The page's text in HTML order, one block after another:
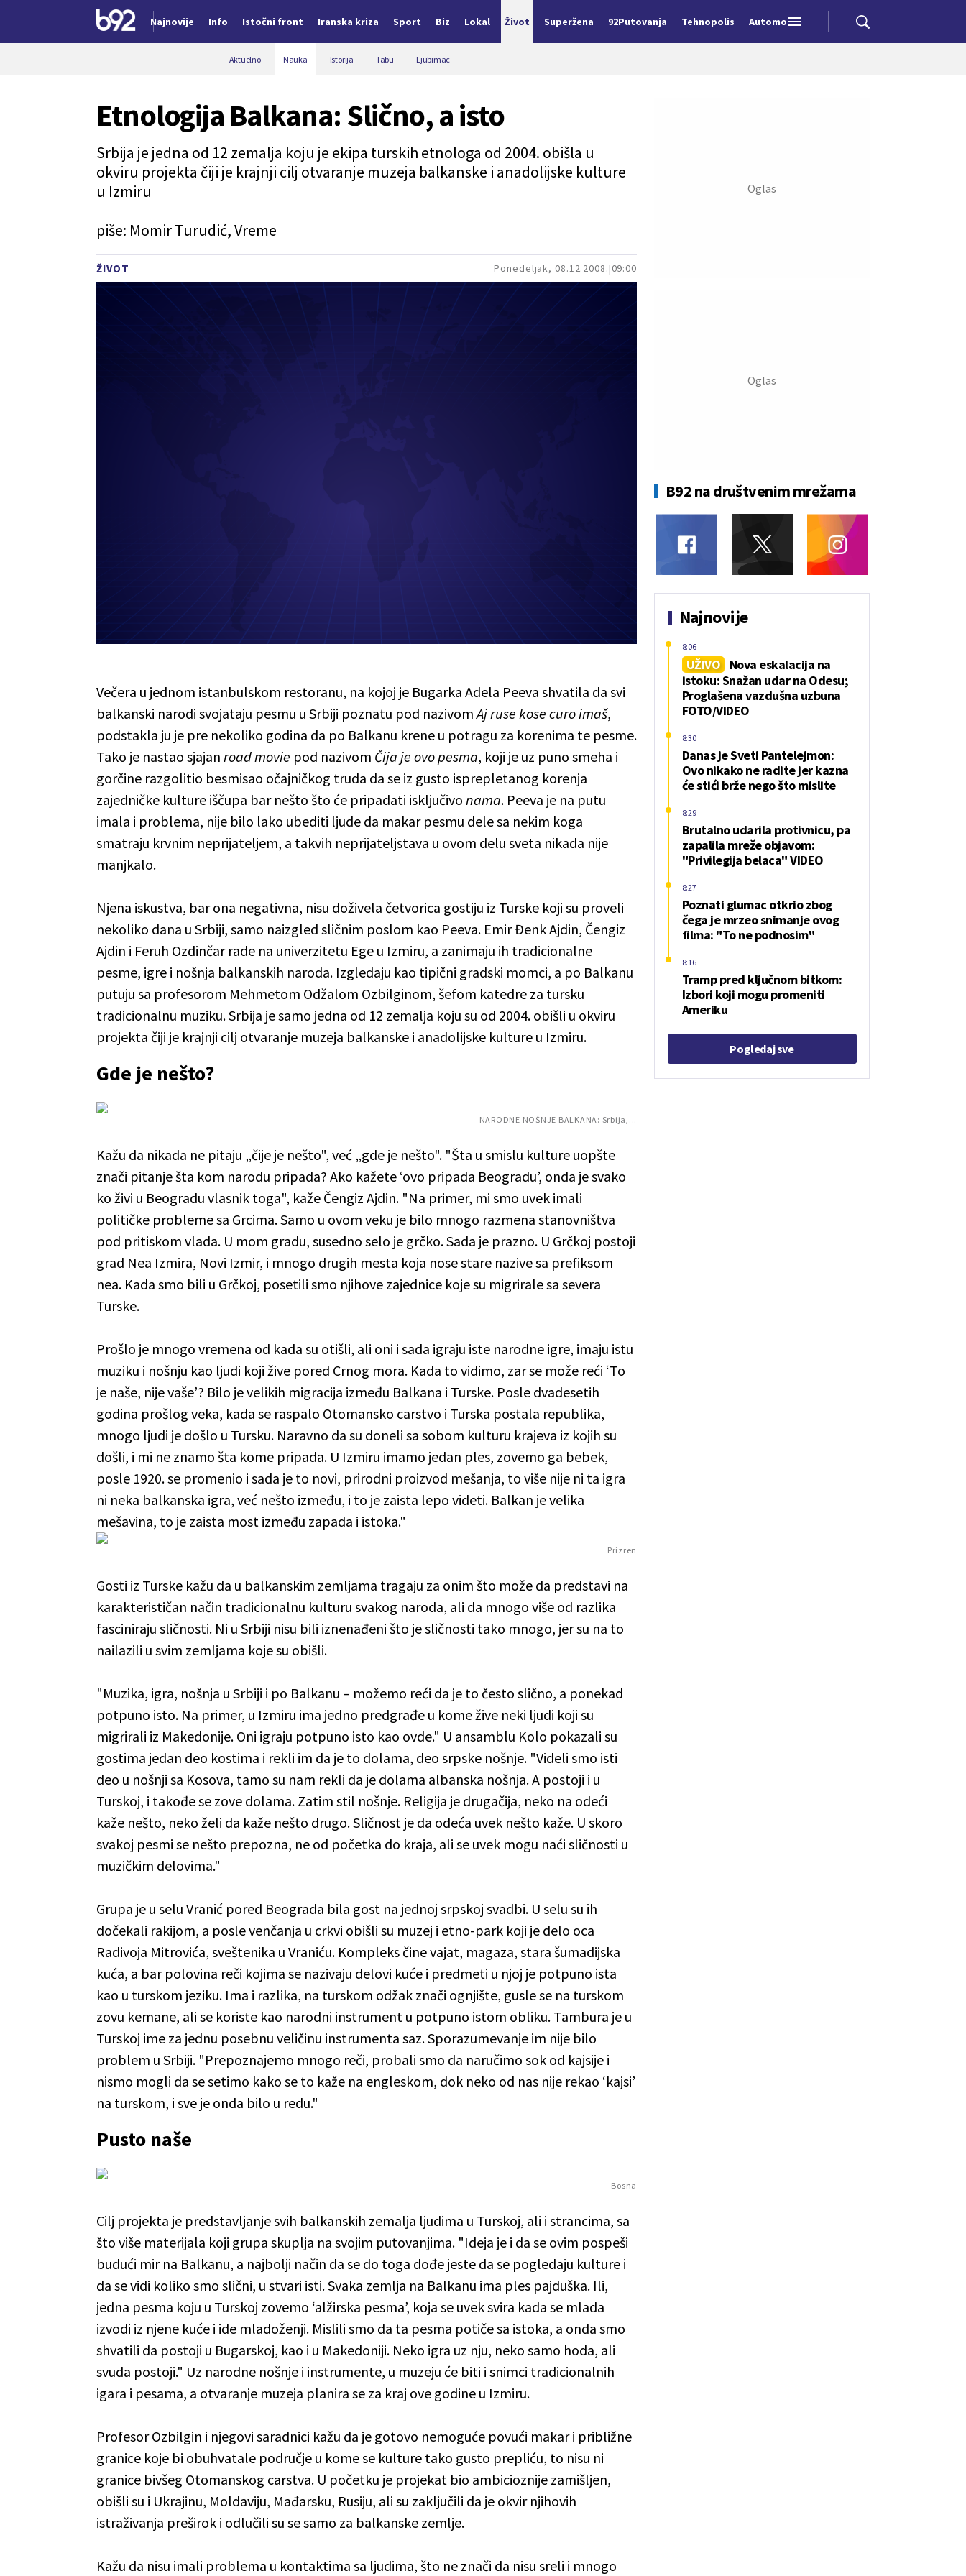
Najnovije Info Istočni front Iranska kriza Sport Biz Lokal Život Superžena 92Putovanja Tehnopolis Automobili
Aktuelno Nauka Istorija Tabu Ljubimac
ŽIVOT Ponedeljak, 08.12.2008. 09:00
Etnologija Balkana: Slično, a isto
Srbija je jedna od 12 zemalja koju je ekipa turskih etnologa od 2004. obišla u
okviru projekta čiji je krajnji cilj otvaranje muzeja balkanske i anadolijske kulture
u Izmiru
piše: Momir Turudić, Vreme
Večera u jednom istanbulskom restoranu, na kojoj je Bugarka Adela Peeva shvatila da svi
balkanski narodi svojataju pesmu u Srbiji poznatu pod nazivomAj ruse kose curo imaš,
podstakla ju je pre nekoliko godina da po Balkanu krene u potragu za korenima te pesme.
Tako je nastao sjajan road movie pod nazivom Čija je ovopesma, koji je uz puno smeha i
gorčine razgolitio besmisao očajničkog truda da se iz gusto isprepletanog korenja
zajedničke kulture iščupa bar nešto što će pripadati isključivo nama. Peeva je na putu
imala i problema, nije bilo lako ubediti ljude da makar pesmu dele sa nekim koga
smatraju krvnim neprijateljem, a takvih neprijateljstava u ovom delu sveta nikada nije
manjkalo.
Njena iskustva, bar ona negativna, nisu doživela četvorica gostiju iz Turske koji su proveli
nekoliko dana u Srbiji, samo naizgled sličnim poslom kao Peeva. Emir Đenk Ajdin, Čengiz
Ajdin i Feruh Ozdinčar rade na univerzitetu Ege u Izmiru, a zanimaju ih tradicionalne
pesme, igre i nošnja balkanskih naroda. Izgledaju kao tipični gradski momci, a po Balkanu
putuju sa profesorom Mehmetom Odžalom Ozbilginom, šefom katedre za tursku
tradicionalnu muziku. Srbija je samo jedna od 12 zemalja koju su od 2004. obišli u okviru
projekta čiji je krajnji cilj otvaranje muzeja balkanske i anadolijske kulture u Izmiru.
Gde je nešto?
NARODNE NOŠNJE BALKANA: Srbija,...
Kažu da nikada ne pitaju „čije je nešto", već „gde je nešto". "Šta u smislu kulture uopšte
znači pitanje šta kom narodu pripada? Ako kažete ‘ovo pripada Beogradu’, onda je svako
ko živi u Beogradu vlasnik toga", kaže Čengiz Ajdin. "Na primer, mi smo uvek imali
političke probleme sa Grcima. Samo u ovom veku je bilo mnogo razmena stanovništva
pod pritiskom vlada. U mom gradu, susedno selo je grčko. Sada je prazno. U Grčkoj postoji
grad Nea Izmira, Novi Izmir, i mnogo drugih mesta koja nose stare nazive sa prefiksom
nea. Kada smo bili u Grčkoj, posetili smo njihove zajednice koje su migrirale sa severa
Turske.
Prošlo je mnogo vremena od kada su otišli, ali oni i sada igraju iste narodne igre, imaju istu
muziku i nošnju kao ljudi koji žive pored Crnog mora. Kada to vidimo, zar se može reći ‘To
je naše, nije vaše’? Bilo je velikih migracija između Balkana i Turske. Posle dvadesetih
godina prošlog veka, kada se raspalo Otomansko carstvo i Turska postala republika,
mnogo ljudi je došlo u Tursku. Naravno da su doneli sa sobom kulturu krajeva iz kojih su
došli, i mi ne znamo šta kome pripada. U Izmiru imamo jedan ples, zovemo ga bebek,
posle 1920. se promenio i sada je to novi, prirodni proizvod mešanja, to više nije ni ta igra
ni neka balkanska igra, već nešto između, i to je zaista lepo videti. Balkan je velika
mešavina, to je zaista most između zapada i istoka."
Prizren
Gosti iz Turske kažu da u balkanskim zemljama tragaju za onim što može da predstavi na
karakterističan način tradicionalnu kulturu svakog naroda, ali da mnogo više od razlika
fasciniraju sličnosti. Ni u Srbiji nisu bili iznenađeni što je sličnosti tako mnogo, jer su na to
nailazili u svim zemljama koje su obišli.
"Muzika, igra, nošnja u Srbiji i po Balkanu – možemo reći da je to često slično, a ponekad
potpuno isto. Na primer, u Izmiru ima jedno predgrađe u kome žive neki ljudi koji su
migrirali iz Makedonije. Oni igraju potpuno isto kao ovde." U ansamblu Kolo pokazali su
gostima jedan deo kostima i rekli im da je to dolama, deo srpske nošnje. "Videli smo isti
deo u nošnji sa Kosova, tamo su nam rekli da je dolama albanska nošnja. A postoji i u
Turskoj, i takođe se zove dolama. Zatim stil nošnje. Religija je drugačija, neko na odeći
kaže nešto, neko želi da kaže nešto drugo. Sličnost je da odeća uvek nešto kaže. U skoro
svakoj pesmi se nešto prepozna, ne od početka do kraja, ali se uvek mogu naći sličnosti u
muzičkim delovima."
Grupa je u selu Vranić pored Beograda bila gost na jednoj srpskoj svadbi. U selu su ih
dočekali rakijom, a posle venčanja u crkvi obišli su muzej i etno-park koji je delo oca
Radivoja Mitrovića, sveštenika u Vraniću. Kompleks čine vajat, magaza, stara šumadijska
kuća, a bar polovina reči kojima se nazivaju delovi kuće i predmeti u njoj je potpuno ista
kao u turskom jeziku. Ima i razlika, na turskom odžak znači ognjište, gusle se na turskom
zovu kemane, ali se koriste kao narodni instrument u potpuno istom obliku. Tambura je u
Turskoj ime za jednu posebnu veličinu instrumenta saz. Sporazumevanje im nije bilo
problem u Srbiji. "Prepoznajemo mnogo reči, probali smo da naručimo sok od kajsije i
nismo mogli da se setimo kako se to kaže na engleskom, dok neko od nas nije rekao ‘kajsi’
na turskom, i sve je onda bilo u redu."
Pusto naše
Bosna
Cilj projekta je predstavljanje svih balkanskih zemalja ljudima u Turskoj, ali i strancima, sa
što više materijala koji grupa skuplja na svojim putovanjima. "Ideja je i da se ovim pospeši
budući mir na Balkanu, a najbolji način da se do toga dođe jeste da se pogledaju kulture i
da se vidi koliko smo slični, u stvari isti. Svaka zemlja na Balkanu ima ples pajduška. Ili,
jedna pesma koju u Turskoj zovemo ‘alžirska pesma’, koja se uvek svira kada se mlada
izvodi iz njene kuće i ide mladoženji. Mislili smo da ta pesma potiče sa istoka, a onda smo
shvatili da postoji u Bugarskoj, kao i u Makedoniji. Neko igra uz nju, neko samo hoda, ali
svuda postoji." Uz narodne nošnje i instrumente, u muzeju će biti i snimci tradicionalnih
igara i pesama, a otvaranje muzeja planira se za kraj ove godine u Izmiru.
Profesor Ozbilgin i njegovi saradnici kažu da je gotovo nemoguće povući makar i približne
granice koje bi obuhvatale područje u kome se kulture tako gusto prepliću, to nisu ni
granice bivšeg Otomanskog carstva. U početku je projekat bio ambicioznije zamišljen,
obišli su i Ukrajinu, Moldaviju, Mađarsku, Rusiju, ali su zaključili da je okvir njihovih
istraživanja preširok i odlučili su se samo za balkanske zemlje.
Kažu da nisu imali problema u kontaktima sa ljudima, što ne znači da nisu sreli i mnogo
B92 na društvenim mrežama
Najnovije
UŽIVO
Nova eskalacija na
istoku: Snažan udar na Odesu;
Proglašena vazdušna uzbuna
FOTO/VIDEO
8:06
Danas je Sveti Pantelejmon:
Ovo nikako ne radite jer kazna
će stići brže nego što mislite
8:30
Brutalno udarila protivnicu, pa
zapalila mreže objavom:
"Privilegija belaca" VIDEO
8:29
Poznati glumac otkrio zbog
čega je mrzeo snimanje ovog
filma: "To ne podnosim"
8:27
Tramp pred ključnom bitkom:
Izbori koji mogu promeniti
Ameriku
8:16
Pogledaj sve